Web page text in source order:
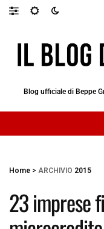
Blog ufficiale di Beppe
Home > ARCHIVIO 2015
23 imprese